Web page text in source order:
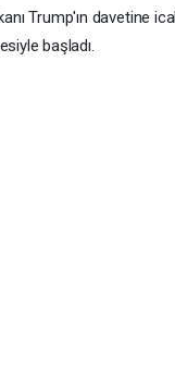
Trump'ın davetine
başladı.